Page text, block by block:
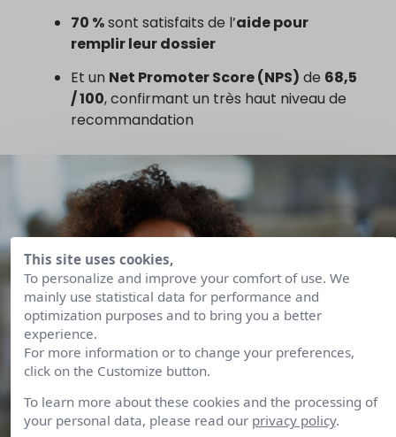
70 %sont satisfaits de l’aide pour
remplir leur dossier
Et un Net Promoter Score (NPS) de 68,5
/ 100, confirmant un très haut niveau de
recommandation
This site uses cookies,
To personalize and improve your comfort of use. We
mainly use statistical data for performance and
optimization purposes and to bring you a better
experience.
For more information or to change your preferences,
click on the Customize button.
To learn more about these cookies and the processing of
your personal data, please read our privacy policy.